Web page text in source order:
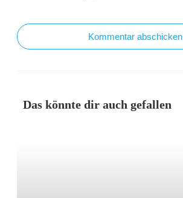
Kommentar abschicken
Das könnte dir auch gefallen